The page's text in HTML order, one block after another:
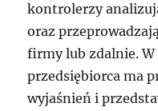
kontrolerzy
oraz
firmy lub zdalnie.
przedsiębiorca ma
wyjaśnień i